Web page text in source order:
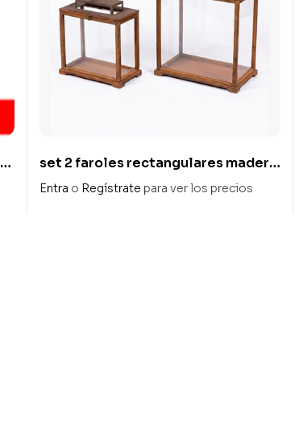
set 2 faroles rectangulares madera
y metal
Entra o Regístrate para ver los precios